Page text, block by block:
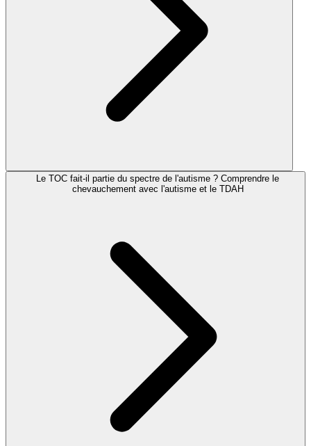
Le TOC fait-il partie du spectre de l'autisme ? Comprendre le
chevauchement avec l'autisme et le TDAH